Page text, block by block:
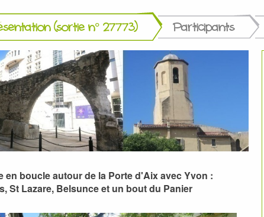
(sortie n° 27773) Participants
en boucle autour de la Porte d'Aix avec Yvon :
St Lazare, Belsunce et un bout du Panier